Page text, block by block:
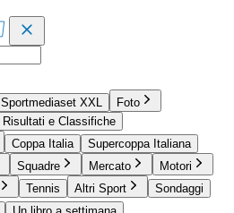
Sportmediaset XXL
Foto
Risultati e Classifiche
Coppa Italia
Supercoppa Italiana
Squadre Mercato
Motori
Tennis Altri Sport
Sondaggi